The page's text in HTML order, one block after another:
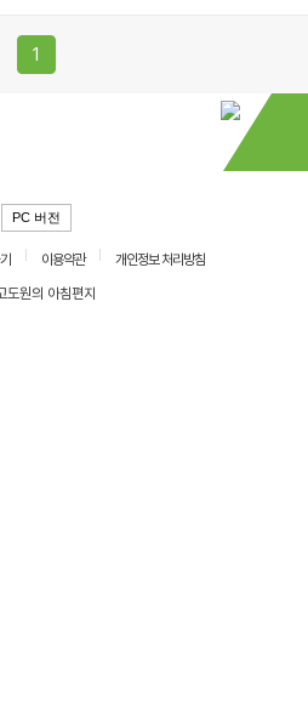
1
PC 버전
이용약관
개인정보 처리방침
원의 아침편지